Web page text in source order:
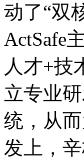
动了“双
ActSafe
人才+技
立专业
统，从
发上，